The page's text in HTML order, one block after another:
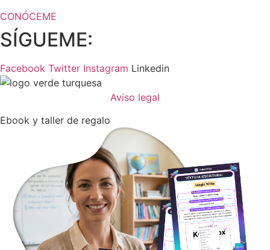
CONÓCEME
SÍGUEME:
Facebook Twitter Instagram Linkedin
Aviso legal
Ebook y taller de regalo